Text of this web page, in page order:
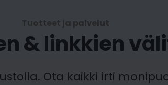
Tuotteet ja palvelut
& linkkien
Ota kaikki irti